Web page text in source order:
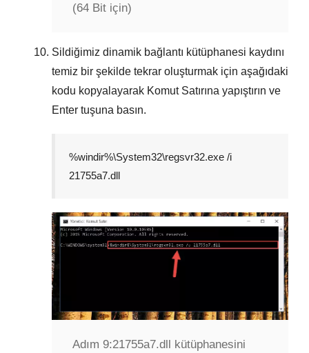
(64 Bit için)
Sildiğimiz dinamik bağlantı kütüphanesi kaydını
temiz bir şekilde tekrar oluşturmak için aşağıdaki
kodu kopyalayarak Komut Satırına yapıştırın ve
Enter tuşuna basın.
%windir%\System32\regsvr32.exe /i
21755a7.dll
Adım 9:21755a7.dll kütüphanesini